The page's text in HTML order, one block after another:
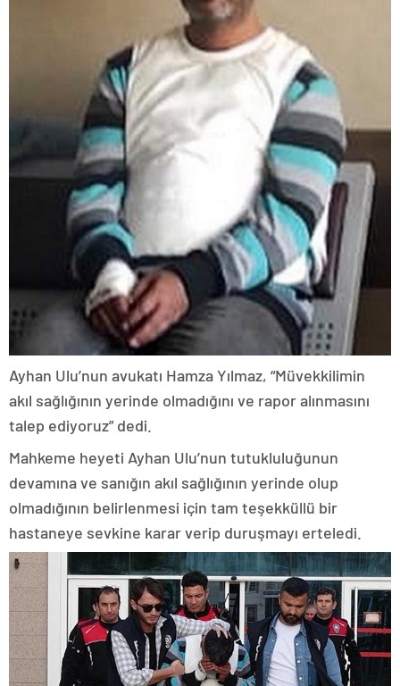
Ayhan Ulu’nun avukatı Hamza Yılmaz, “Müvekkilimin
akıl sağlığının yerinde olmadığını ve rapor alınmasını
talep ediyoruz” dedi.
Mahkeme heyeti Ayhan Ulu’nun tutukluluğunun
devamına ve sanığın akıl sağlığının yerinde olup
olmadığının belirlenmesi için tam teşekküllü bir
hastaneye sevkine karar verip duruşmayı erteledi.